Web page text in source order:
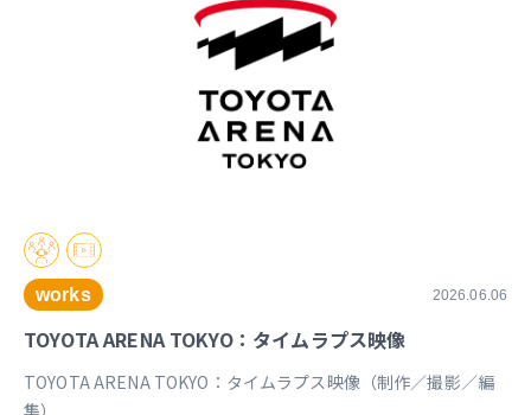
works 2026.06.06
TOYOTA ARENA TOKYO：タイムラプス映像
TOYOTA ARENA TOKYO：タイムラプス映像（制作／撮影／編